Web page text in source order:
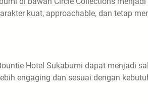
kuat, approachable, dan tetap
Hotel Sukabumi dapat menjadi
engaging dan sesuai dengan